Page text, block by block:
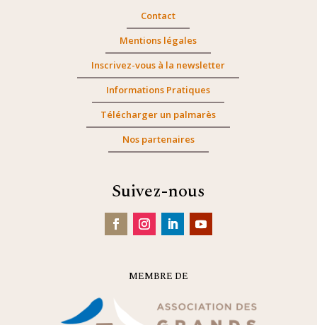
Contact
Mentions légales
Inscrivez-vous à la newsletter
Informations Pratiques
Télécharger un palmarès
Nos partenaires
Suivez-nous
MEMBRE DE